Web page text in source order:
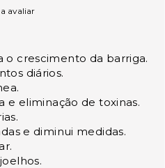
avaliar
o crescimento da barriga.
diários.
e eliminação de toxinas.
e diminui medidas.